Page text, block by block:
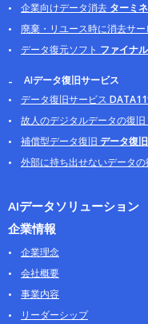
企業向けデータ消去 ターミ
廃棄・リユース時に消去サー
データ復元ソフト ファイナ
AIデータ復旧サービス
データ復旧サービス
故人のデジタルデータの復
補償型データ復旧 データ復
外部に持ち出せないデータの
AIデータソリューション
企業情報
企業理念
会社概要
事業内容
リーダーシップ